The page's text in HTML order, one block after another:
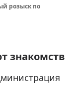
розыск по
знакомств